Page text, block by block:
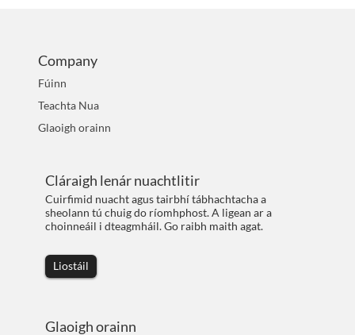
Company
Fúinn
Teachta Nua
Glaoigh orainn
Cláraigh lenár nuachtlitir
Cuirfimid nuacht agus tairbhí tábhachtacha a
sheolann tú chuig do ríomhphost. A ligean ar a
choinneáil i dteagmháil. Go raibh maith agat.
Liostáil
Glaoigh orainn